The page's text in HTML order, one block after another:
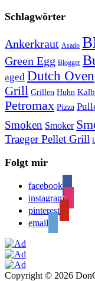
Schlagwörter
Ankerkraut Asado
Green Egg Blogger
aged Dutch Oven
Grill Grillen Huhn Kalb
Petromax Pizza
Smoken Smoker
Traeger Pellet Grill
Folgt mir
facebook
instagram
pinterest
email
Copyright © 2026